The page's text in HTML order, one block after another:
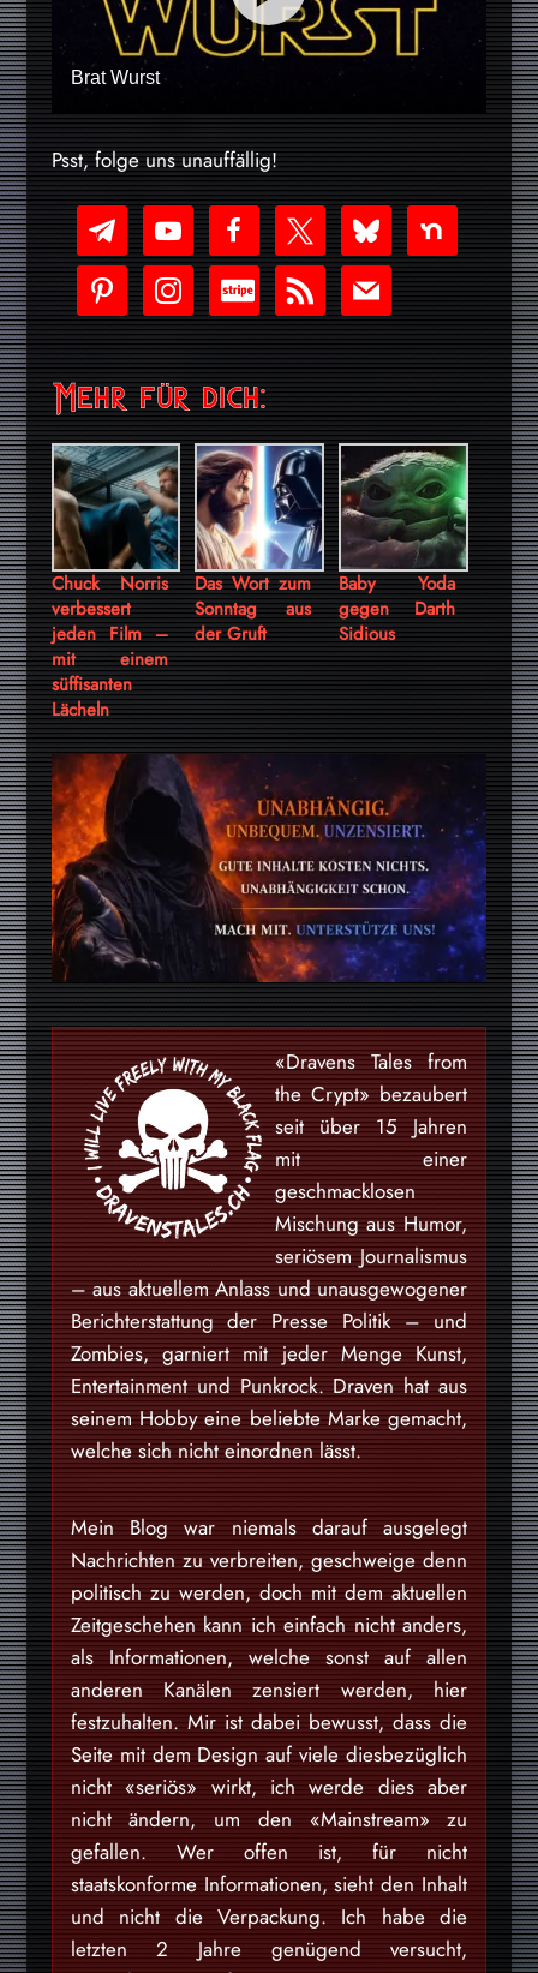
Brat Wurst
Psst, folge uns unauffällig!
telegramyoutube-
play
facebookx blueskynextdoor
pinterestinstagram
cc-
stripe
rss mail
Mehr für dich:
Chuck Norris
verbessert
jeden Film –
mit einem
süffisanten
Lächeln
Das Wort zum
Sonntag aus
der Gruft
Baby Yoda
gegen Darth
Sidious
«Dravens Tales from
the Crypt» bezaubert
seit über 15 Jahren
mit einer
geschmacklosen
Mischung aus Humor,
seriösem Journalismus
– aus aktuellem Anlass und unausgewogener
Berichterstattung der Presse Politik – und
Zombies, garniert mit jeder Menge Kunst,
Entertainment und Punkrock. Draven hat aus
seinem Hobby eine beliebte Marke gemacht,
welche sich nicht einordnen lässt.
Mein Blog war niemals darauf ausgelegt
Nachrichten zu verbreiten, geschweige denn
politisch zu werden, doch mit dem aktuellen
Zeitgeschehen kann ich einfach nicht anders,
als Informationen, welche sonst auf allen
anderen Kanälen zensiert werden, hier
festzuhalten. Mir ist dabei bewusst, dass die
Seite mit dem Design auf viele diesbezüglich
nicht «seriös» wirkt, ich werde dies aber
nicht ändern, um den «Mainstream» zu
gefallen. Wer offen ist, für nicht
staatskonforme Informationen, sieht den Inhalt
und nicht die Verpackung. Ich habe die
letzten 2 Jahre genügend versucht,